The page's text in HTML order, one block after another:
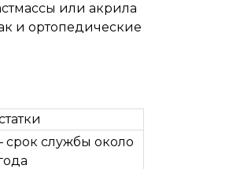
или акрила
и ортопедические
срок службы около